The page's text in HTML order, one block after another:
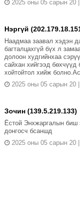
2025 оны 05 сарын 20
Нэргүй
Наадмаа заавал хэдэн
багталцахгүй бүх л
долоон худгийнхаа
сайхан хийгээд
хойтойтол хийж
2025 оны 05 сарын 20
Зочин (139.5.219.133)
Ёстой Энхжаргалын биш
донгосч бсаншд
2025 оны 05 сарын 20